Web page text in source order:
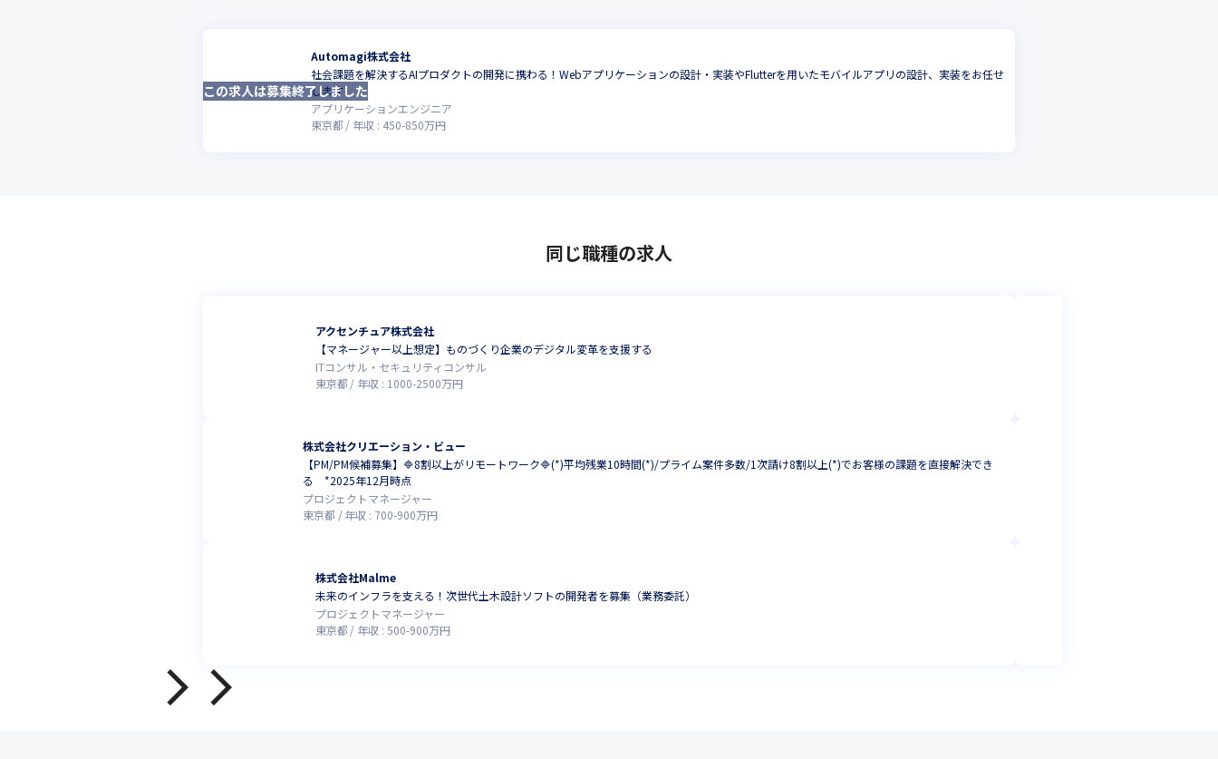
Automagi株式会社
社会課題を解決するAIプロダクトの開発に携わる！Webアプリケーションの設計・実装やFlutterを用いたモバイルアプリの設計、実装をお任せ
します
アプリケーションエンジニア
東京都
年収 : 450-850万円
この求人は募集終了しました
同じ職種の求人
アクセンチュア株式会社
【マネージャー以上想定】ものづくり企業のデジタル変革を支援する
ITコンサル・セキュリティコンサル
東京都
年収 : 1000-2500万円
株式会社クリエーション・ビュー
【PM/PM候補募集】🔷8割以上がリモートワーク🔷(*)平均残業10時間(*)/プライム案件多数/1次請け8割以上(*)でお客様の課題を直接解決でき
る *2025年12月時点
プロジェクトマネージャー
東京都
年収 : 700-900万円
株式会社Malme
未来のインフラを支える！次世代土木設計ソフトの開発者を募集（業務委託）
プロジェクトマネージャー
東京都
年収 : 500-900万円